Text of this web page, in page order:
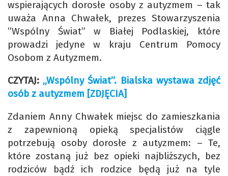
wspierających dorosłe osoby z autyzmem – tak
uważa Anna Chwałek, prezes Stowarzyszenia
”Wspólny Świat” w Białej Podlaskiej, które
prowadzi jedyne w kraju Centrum Pomocy
Osobom z Autyzmem.
CZYTAJ: „Wspólny Świat”. Bialska wystawa zdjęć
osób z autyzmem [ZDJĘCIA]
Zdaniem Anny Chwałek miejsc do zamieszkania
z zapewnioną opieką specjalistów ciągle
potrzebują osoby dorosłe z autyzmem: – Te,
które zostaną już bez opieki najbliższych, bez
rodziców bądź ich rodzice będą już na tyle